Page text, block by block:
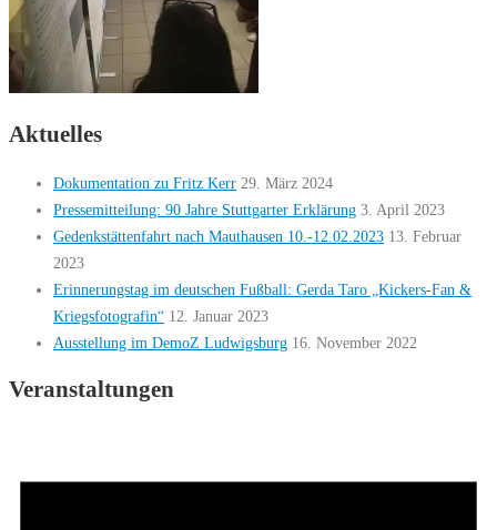
Aktuelles
Dokumentation zu Fritz Kerr 29. März 2024
Pressemitteilung: 90 Jahre Stuttgarter Erklärung 3. April 2023
Gedenkstättenfahrt nach Mauthausen 10.-12.02.2023 13. Februar
2023
Erinnerungstag im deutschen Fußball: Gerda Taro „Kickers-Fan &
Kriegsfotografin“ 12. Januar 2023
Ausstellung im DemoZ Ludwigsburg 16. November 2022
Veranstaltungen